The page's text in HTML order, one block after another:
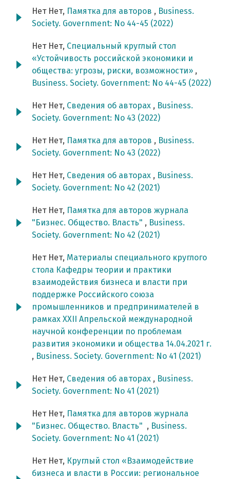
Нет Нет, Памятка для авторов , Business.
Society. Government: No 44-45 (2022)
Нет Нет, Специальный круглый стол
«Устойчивость российской экономики и
общества: угрозы, риски, возможности» ,
Business. Society. Government: No 44-45 (2022)
Нет Нет, Сведения об авторах , Business.
Society. Government: No 43 (2022)
Нет Нет, Памятка для авторов , Business.
Society. Government: No 43 (2022)
Нет Нет, Сведения об авторах , Business.
Society. Government: No 42 (2021)
Нет Нет, Памятка для авторов журнала
"Бизнес. Общество. Власть" , Business.
Society. Government: No 42 (2021)
Нет Нет, Материалы специального круглого
стола Кафедры теории и практики
взаимодействия бизнеса и власти при
поддержке Российского союза
промышленников и предпринимателей в
рамках XXII Апрельской международной
научной конференции по проблемам
развития экономики и общества 14.04.2021 г.
, Business. Society. Government: No 41 (2021)
Нет Нет, Сведения об авторах , Business.
Society. Government: No 41 (2021)
Нет Нет, Памятка для авторов журнала
"Бизнес. Общество. Власть" , Business.
Society. Government: No 41 (2021)
Нет Нет, Круглый стол «Взаимодействие
бизнеса и власти в России: региональное